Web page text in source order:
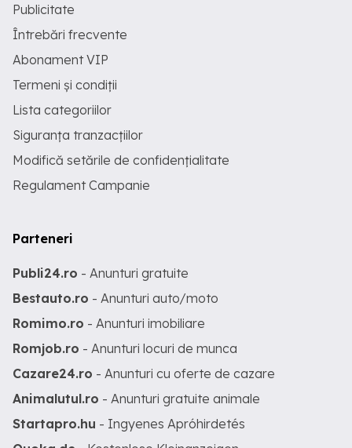
Publicitate
Întrebări frecvente
Abonament VIP
Termeni și condiții
Lista categoriilor
Siguranța tranzacțiilor
Modifică setările de confidențialitate
Regulament Campanie
Parteneri
Publi24.ro - Anunturi gratuite
Bestauto.ro - Anunturi auto/moto
Romimo.ro - Anunturi imobiliare
Romjob.ro - Anunturi locuri de munca
Cazare24.ro - Anunturi cu oferte de cazare
Animalutul.ro - Anunturi gratuite animale
Startapro.hu - Ingyenes Apróhirdetés